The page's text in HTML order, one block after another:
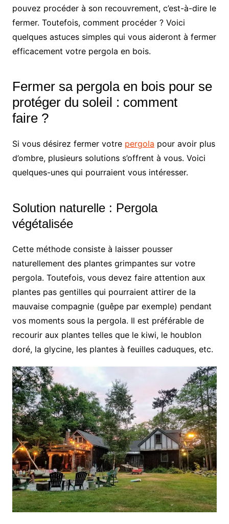
pouvez procéder à son recouvrement, c’est-à-dire le
fermer. Toutefois, comment procéder ? Voici
quelques astuces simples qui vous aideront à fermer
efficacement votre pergola en bois.
Fermer sa pergola en bois pour se
protéger du soleil : comment
faire ?
Si vous désirez fermer votre pergola pour avoir plus
d’ombre, plusieurs solutions s’offrent à vous. Voici
quelques-unes qui pourraient vous intéresser.
Solution naturelle : Pergola
végétalisée
Cette méthode consiste à laisser pousser
naturellement des plantes grimpantes sur votre
pergola. Toutefois, vous devez faire attention aux
plantes pas gentilles qui pourraient attirer de la
mauvaise compagnie (guêpe par exemple) pendant
vos moments sous la pergola. Il est préférable de
recourir aux plantes telles que le kiwi, le houblon
doré, la glycine, les plantes à feuilles caduques, etc.